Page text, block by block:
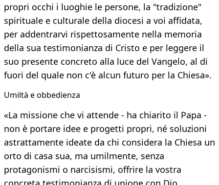
propri occhi i luoghie le persone, la "tradizione"
spirituale e culturale della diocesi a voi affidata,
per addentrarvi rispettosamente nella memoria
della sua testimonianza di Cristo e per leggere il
suo presente concreto alla luce del Vangelo, al di
fuori del quale non c'è alcun futuro per la Chiesa».
Umiltà e obbedienza
«La missione che vi attende - ha chiarito il Papa -
non è portare idee e progetti propri, né soluzioni
astrattamente ideate da chi considera la Chiesa un
orto di casa sua, ma umilmente, senza
protagonismi o narcisismi, offrire la vostra